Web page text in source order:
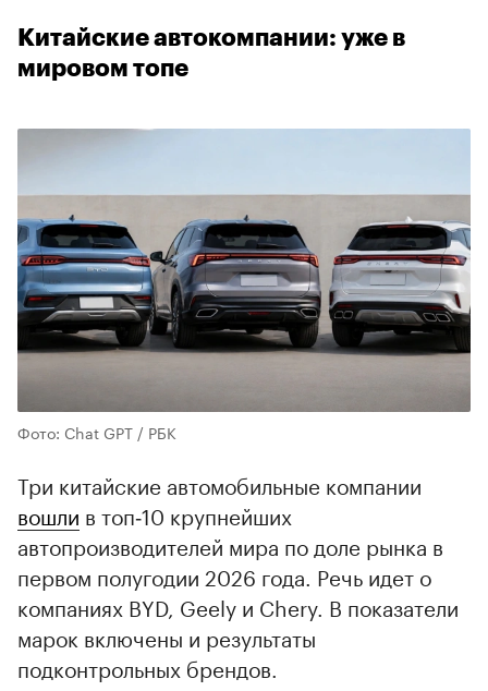
Китайские автокомпании: уже в
мировом топе
Фото: Chat GPT / РБК
Три китайские автомобильные компании
вошли в топ‑10 крупнейших
автопроизводителей мира по доле рынка в
первом полугодии 2026 года. Речь идет о
компаниях BYD, Geely и Chery. В показатели
марок включены и результаты
подконтрольных брендов.